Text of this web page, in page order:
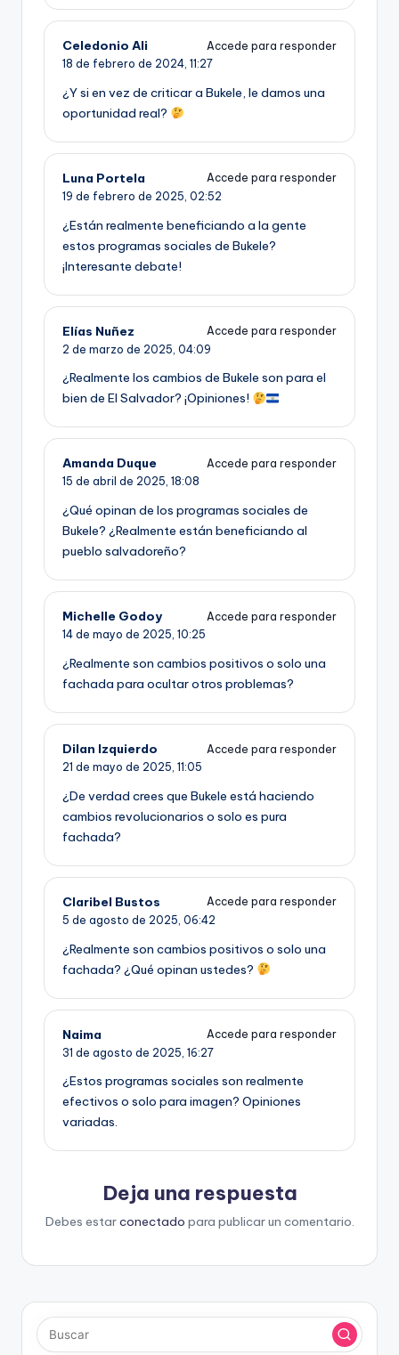
Celedonio Ali
Accede para responder
18 de febrero de 2024, 11:27
¿Y si en vez de criticar a Bukele, le damos una
oportunidad real?
Luna Portela
Accede para responder
19 de febrero de 2025, 02:52
¿Están realmente beneficiando a la gente
estos programas sociales de Bukele?
¡Interesante debate!
Elías Nuñez
Accede para responder
2 de marzo de 2025, 04:09
¿Realmente los cambios de Bukele son para el
bien de El Salvador? ¡Opiniones!
Amanda Duque
Accede para responder
15 de abril de 2025, 18:08
¿Qué opinan de los programas sociales de
Bukele? ¿Realmente están beneficiando al
pueblo salvadoreño?
Michelle Godoy
Accede para responder
14 de mayo de 2025, 10:25
¿Realmente son cambios positivos o solo una
fachada para ocultar otros problemas?
Dilan Izquierdo
Accede para responder
21 de mayo de 2025, 11:05
¿De verdad crees que Bukele está haciendo
cambios revolucionarios o solo es pura
fachada?
Claribel Bustos
Accede para responder
5 de agosto de 2025, 06:42
¿Realmente son cambios positivos o solo una
fachada? ¿Qué opinan ustedes?
Naima
Accede para responder
31 de agosto de 2025, 16:27
¿Estos programas sociales son realmente
efectivos o solo para imagen? Opiniones
variadas.
Deja una respuesta
Debes estarconectado para publicar un comentario.